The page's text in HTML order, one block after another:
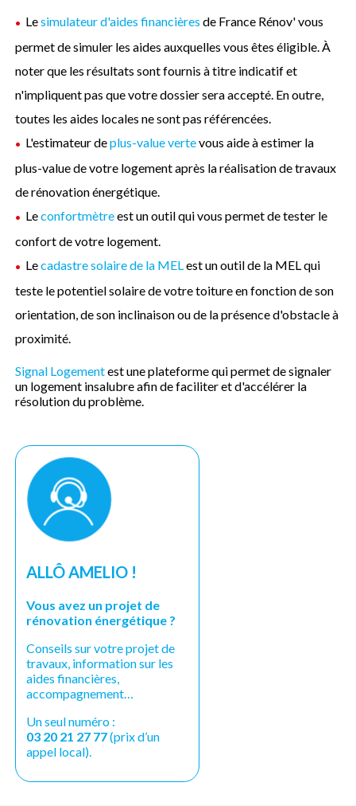
Lesimulateur d'aides financières de France Rénov' vous
permet de simuler les aides auxquelles vous êtes éligible. À
noter que les résultats sont fournis à titre indicatif et
n'impliquent pas que votre dossier sera accepté. En outre,
toutes les aides locales ne sont pas référencées.
L'estimateur deplus-value vertevous aide à estimer la
plus-value de votre logement après la réalisation de travaux
de rénovation énergétique.
Leconfortmètreest un outil qui vous permet de tester le
confort de votre logement.
Lecadastre solaire de la MELest un outil de la MEL qui
teste le potentiel solaire de votre toiture en fonction de son
orientation, de son inclinaison ou de la présence d'obstacle à
proximité.
Signal Logementest une plateforme qui permet de signaler
un logement insalubre afin de faciliter et d'accélérer la
résolution du problème.
ALLÔ AMELIO !
Vous avez un projet de
rénovation énergétique ?
Conseils sur votre projet de
travaux, information sur les
aides financières,
accompagnement…
Un seul numéro :
03 20 21 27 77(prix d’un
appel local).